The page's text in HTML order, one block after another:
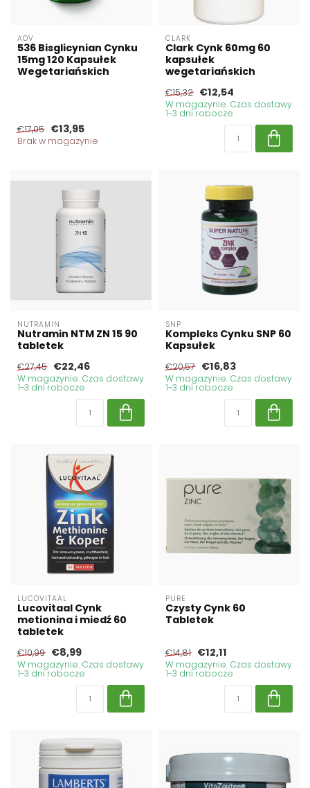
AOV
536 Bisglicynian Cynku
15mg 120 Kapsułek
Wegetariańskich
€17,05 €13,95
Brak w magazynie
CLARK
Clark Cynk 60mg 60
kapsułek
wegetariańskich
€15,32 €12,54
W magazynie. Czas dostawy
1-3 dni robocze
NUTRAMIN
Nutramin NTM ZN 15 90
tabletek
€27,45 €22,46
W magazynie. Czas dostawy
1-3 dni robocze
SNP
Kompleks Cynku SNP 60
Kapsułek
€20,57 €16,83
W magazynie. Czas dostawy
1-3 dni robocze
LUCOVITAAL
Lucovitaal Cynk
metionina i miedź 60
tabletek
€10,99 €8,99
W magazynie. Czas dostawy
1-3 dni robocze
PURE
Czysty Cynk 60
Tabletek
€14,81 €12,11
W magazynie. Czas dostawy
1-3 dni robocze